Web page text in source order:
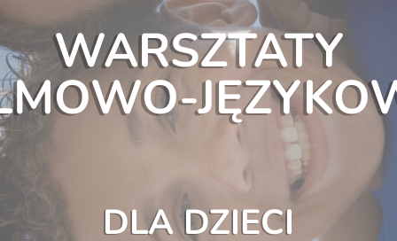
WARSZTATY
DLA DZIECI